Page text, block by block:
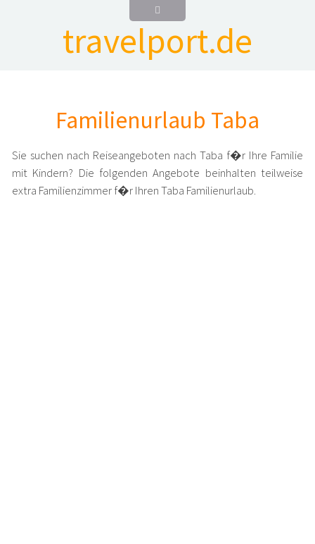
travelport.de
Familienurlaub Taba
Sie suchen nach Reiseangeboten nach Taba f�r Ihre Familie
mit Kindern? Die folgenden Angebote beinhalten teilweise
extra Familienzimmer f�r Ihren Taba Familienurlaub.